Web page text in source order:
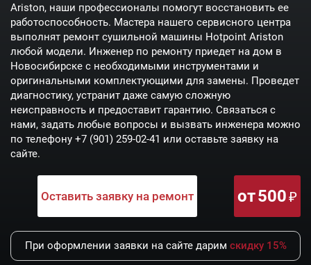
Ariston, наши профессионалы помогут восстановить ее
работоспособность. Мастера нашего сервисного центра
выполнят ремонт сушильной машины Hotpoint Ariston
любой модели. Инженер по ремонту приедет на дом в
Новосибирске с необходимыми инструментами и
оригинальными комплектующими для замены. Проведет
диагностику, устранит даже самую сложную
неисправность и предоставит гарантию. Связаться с
нами, задать любые вопросы и вызвать инженера можно
по телефону +7 (901) 259-02-41 или оставьте заявку на
сайте.
Оставить заявку на ремонт от500
При оформлении заявки на сайте дарим скидку 15%